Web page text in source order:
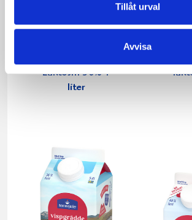
Tillåt urval
Avvisa
Laktosfri 30% 1
liter